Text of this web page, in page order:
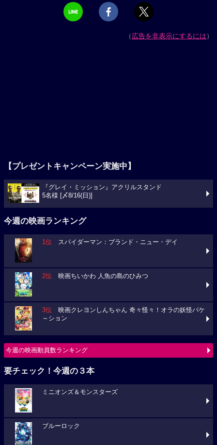
（広告を非表示にするには）
【プレゼントキャンペーン実施中】
『グレイ・ミッション』アクリルスタンド
5名様 [〆8/16(日)]
今週の映画ランキング
1位 スパイダーマン：ブランド・ニュー・デイ
2位 映画ちいかわ 人魚の島のひみつ
3位 映画クレヨンしんちゃん 奇々怪々！オラの妖怪バケ
～ション
今週の映画動員数ランキング
要チェック！今週の３本
ミニオンズ＆モンスターズ
ブルーロック